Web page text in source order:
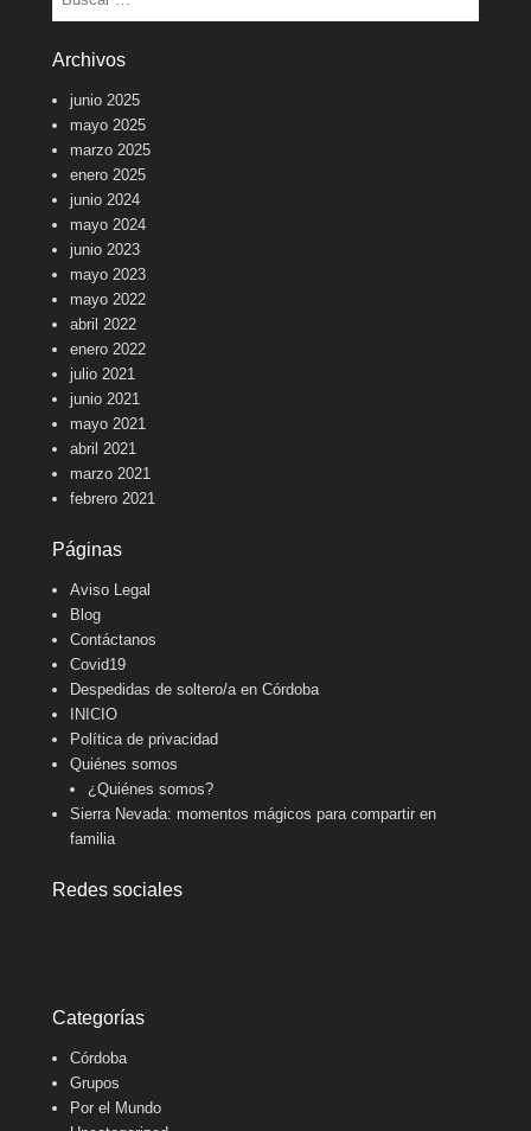
Archivos
junio 2025
mayo 2025
marzo 2025
enero 2025
junio 2024
mayo 2024
junio 2023
mayo 2023
mayo 2022
abril 2022
enero 2022
julio 2021
junio 2021
mayo 2021
abril 2021
marzo 2021
febrero 2021
Páginas
Aviso Legal
Blog
Contáctanos
Covid19
Despedidas de soltero/a en Córdoba
INICIO
Política de privacidad
Quiénes somos
¿Quiénes somos?
Sierra Nevada: momentos mágicos para compartir en
familia
Redes sociales
Categorías
Córdoba
Grupos
Por el Mundo